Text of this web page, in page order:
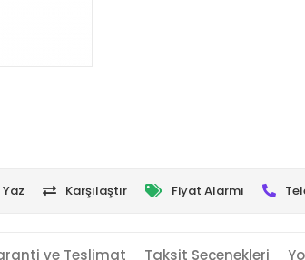
Karşılaştır Fiyat Alarmı
ve Teslimat Taksit Seçenekleri